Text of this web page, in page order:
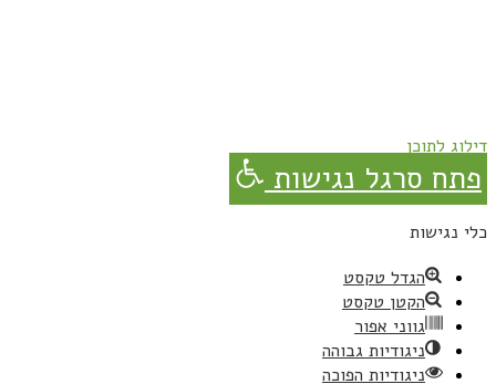
דילוג לתוכן
פתח סרגל נגישות
כלי נגישות
הגדל טקסט
הקטן טקסט
גווני אפור
ניגודיות גבוהה
ניגודיות הפוכה